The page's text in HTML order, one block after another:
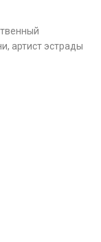
артист эстрады